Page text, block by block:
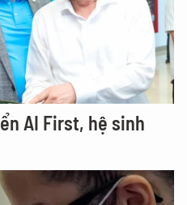
AI First, hệ sinh